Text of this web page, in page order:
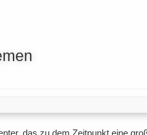
das zu dem Zeitpunkt eine